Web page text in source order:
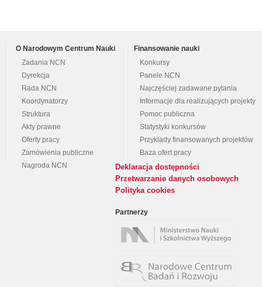
O Narodowym Centrum Nauki
Zadania NCN
Dyrekcja
Rada NCN
Koordynatorzy
Struktura
Akty prawne
Oferty pracy
Zamówienia publiczne
Nagroda NCN
Finansowanie nauki
Konkursy
Panele NCN
Najczęściej zadawane pytania
Informacje dla realizujących projekty
Pomoc publiczna
Statystyki konkursów
Przykłady finansowanych projektów
Baza ofert pracy
Deklaracja dostępności
Przetwarzanie danych osobowych
Polityka cookies
Partnerzy